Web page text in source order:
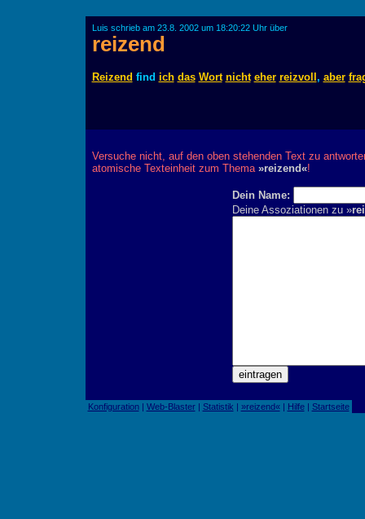
Luis schrieb am 23.8. 2002 um 18:20:22 Uhr über
reizend
Reizend find ich das Wort nicht eher reizvoll , aber
Versuche nicht, auf den oben stehenden Text zu
atomische Texteinheit zum Thema »reizend«!
Dein Name:
Deine Assoziationen zu »
Konfiguration| Web-Blaster| Statistik | »reizend«| Hilfe| Startseite